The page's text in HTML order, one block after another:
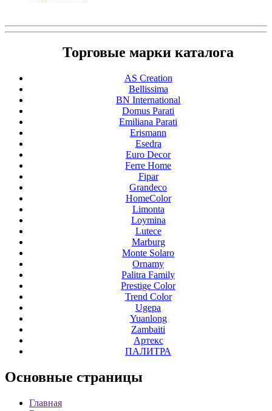
Торговые марки каталога
AS Creation
Bellissima
BN International
Domus Parati
Emiliana Parati
Erismann
Esedra
Euro Decor
Ferre Home
Fipar
Grandeco
HomeColor
Limonta
Loymina
Lutece
Marburg
Monte Solaro
Ornamy
Palitra Family
Prestige Color
Trend Color
Ugepa
Yuanlong
Zambaiti
Артекс
ПАЛИТРА
Основные страницы
Главная